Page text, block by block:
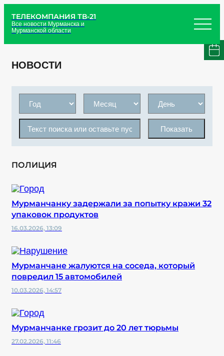
ТЕЛЕКОМПАНИЯ ТВ-21
Все новости Мурманска и
Мурманской области
НОВОСТИ
Показать
ПОЛИЦИЯ
Мурманчанку задержали за попытку кражи 32
упаковок продуктов
16.03.2026, 13:09
Мурманчане жалуются на соседа, который
повредил 15 автомобилей
10.03.2026, 14:57
Мурманчанке грозит до 20 лет тюрьмы
27.02.2026, 11:46